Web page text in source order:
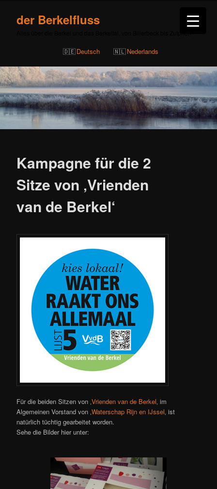
der Berkelfluss
Deutsch Nederlands
Kampagne für die 2
Sitze von ‚Vrienden
van de Berkel‘
Für die beiden Sitzen von ‚Vrienden van de Berkel‚ im
Algemeinen Vorstand von ‚Waterschap Rijn en IJssel‚ ist
natürlich tüchtig gearbeitet worden.
Sehe die Bilder hier unter: